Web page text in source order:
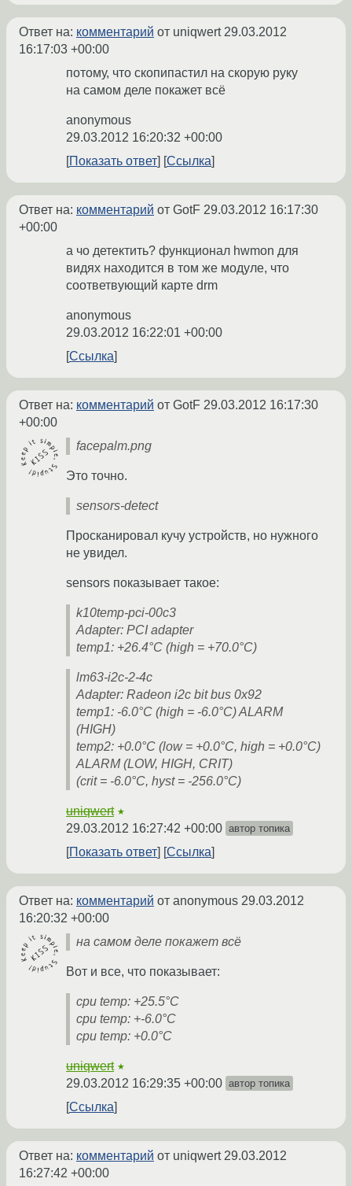
Ответ на: комментарий от uniqwert29.03.2012
16:17:03 +00:00
потому, что скопипастил на скорую руку
на самом деле покажет всё
anonymous
29.03.2012 16:20:32 +00:00
Показать ответ
Ссылка
Ответ на: комментарий от GotF 29.03.2012 16:17:30
+00:00
а чо детектить? функционал hwmon для
видях находится в том же модуле, что
соответвующий карте drm
anonymous
29.03.2012 16:22:01 +00:00
Ссылка
Ответ на: комментарий от GotF 29.03.2012 16:17:30
+00:00
facepalm.png
Это точно.
sensors-detect
Просканировал кучу устройств, но нужного
не увидел.
sensors показывает такое:
k10temp-pci-00c3
Adapter: PCI adapter
temp1: +26.4°C (high = +70.0°C)
lm63-i2c-2-4c
Adapter: Radeon i2c bit bus 0x92
temp1: -6.0°C (high = -6.0°C) ALARM
(HIGH)
temp2: +0.0°C (low = +0.0°C, high = +0.0°C)
ALARM (LOW, HIGH, CRIT)
(crit = -6.0°C, hyst = -256.0°C)
uniqwert ★
29.03.2012 16:27:42 +00:00 автор топика
Показать ответ Ссылка
Ответ на: комментарий от anonymous 29.03.2012
16:20:32 +00:00
на самом деле покажет всё
Вот и все, что показывает:
cpu temp: +25.5°C
cpu temp: +-6.0°C
cpu temp: +0.0°C
uniqwert ★
29.03.2012 16:29:35 +00:00 автор топика
Ссылка
Ответ на: комментарий от uniqwert29.03.2012
16:27:42 +00:00